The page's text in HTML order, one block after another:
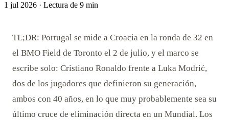
1 jul 2026 · Lectura de 9 min
TL;DR: Portugal se mide a Croacia en la ronda de 32 en
el BMO Field de Toronto el 2 de julio, y el marco se
escribe solo: Cristiano Ronaldo frente a Luka Modrić,
dos de los jugadores que definieron su generación,
ambos con 40 años, en lo que muy probablemente sea su
último cruce de eliminación directa en un Mundial. Los